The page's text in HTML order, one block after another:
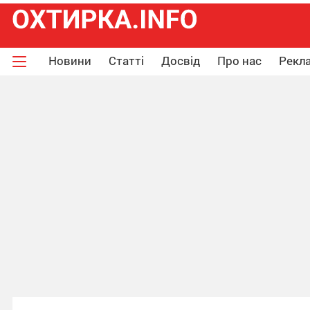
Новини Статті Досвід Про нас